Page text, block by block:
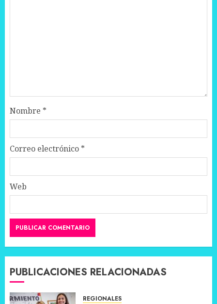
Nombre *
Correo electrónico *
Web
PUBLICACIONES RELACIONADAS
REGIONALES